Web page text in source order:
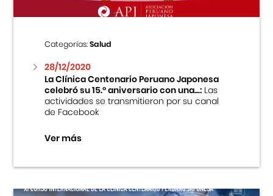
Categorías:Salud
28/12/2020
La Clínica Centenario Peruano Japonesa
celebró su 15.º aniversario con una...:Las
actividades se transmitieron por su canal
de Facebook
Ver más